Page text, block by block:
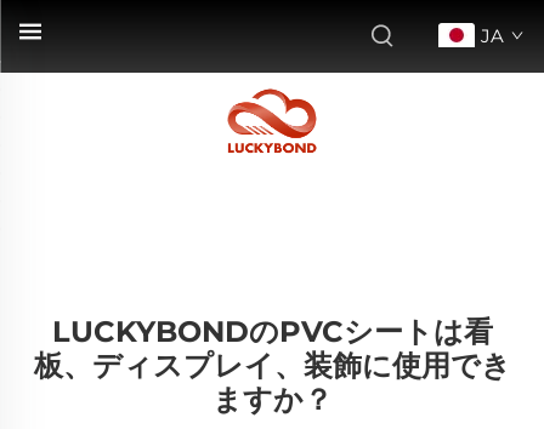
JA
LUCKYBONDのPVCシートは看
板、ディスプレイ、装飾に使用でき
ますか？